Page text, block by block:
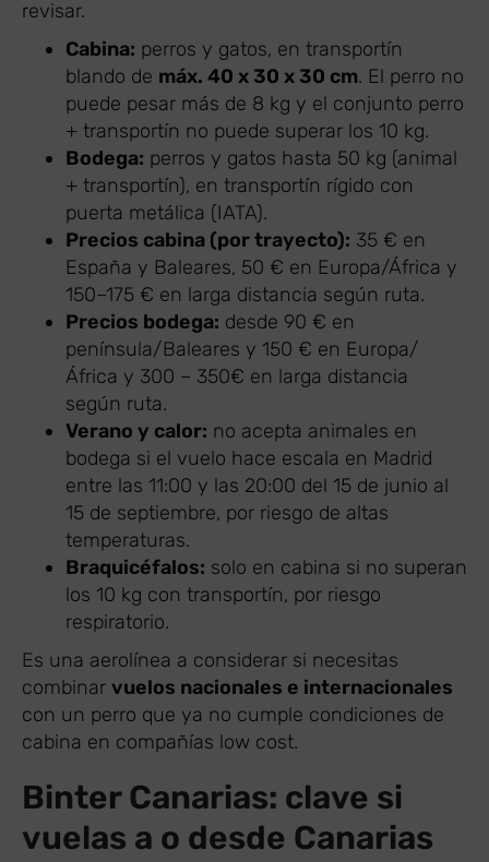
revisar.
Cabina: perros y gatos, en transportín
blando de máx. 40 x 30 x 30 cm. El perro no
puede pesar más de 8 kg y el conjunto perro
+ transportín no puede superar los 10 kg.
Bodega: perros y gatos hasta 50 kg (animal
+ transportín), en transportín rígido con
puerta metálica (IATA).
Precios cabina (por trayecto): 35 € en
España y Baleares, 50 € en Europa/África y
150–175 € en larga distancia según ruta.
Precios bodega: desde 90 € en
península/Baleares y 150 € en Europa/
África y 300 – 350€ en larga distancia
según ruta.
Verano y calor: no acepta animales en
bodega si el vuelo hace escala en Madrid
entre las 11:00 y las 20:00 del 15 de junio al
15 de septiembre, por riesgo de altas
temperaturas.
Braquicéfalos: solo en cabina si no superan
los 10 kg con transportín, por riesgo
respiratorio.
Es una aerolínea a considerar si necesitas
combinar vuelos nacionales e internacionales
con un perro que ya no cumple condiciones de
cabina en compañías low cost.
Binter Canarias: clave si
vuelas a o desde Canarias